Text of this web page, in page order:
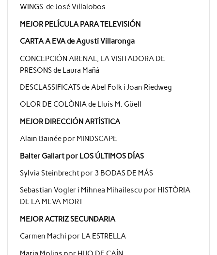
WINGS de José Villalobos
MEJOR PELÍCULA PARA TELEVISIÓN
CARTA A EVA de Agustí Villaronga
CONCEPCIÓN ARENAL, LA VISITADORA DE
PRESONS de Laura Mañá
DESCLASSIFICATS de Abel Folk i Joan Riedweg
OLOR DE COLÒNIA de Lluís M. Güell
MEJOR DIRECCIÓN ARTÍSTICA
Alain Bainée por MINDSCAPE
Balter Gallart por LOS ÚLTIMOS DÍAS
Sylvia Steinbrecht por 3 BODAS DE MÁS
Sebastian Vogler i Mihnea Mihailescu por HISTÒRIA
DE LA MEVA MORT
MEJOR ACTRIZ SECUNDARIA
Carmen Machi por LA ESTRELLA